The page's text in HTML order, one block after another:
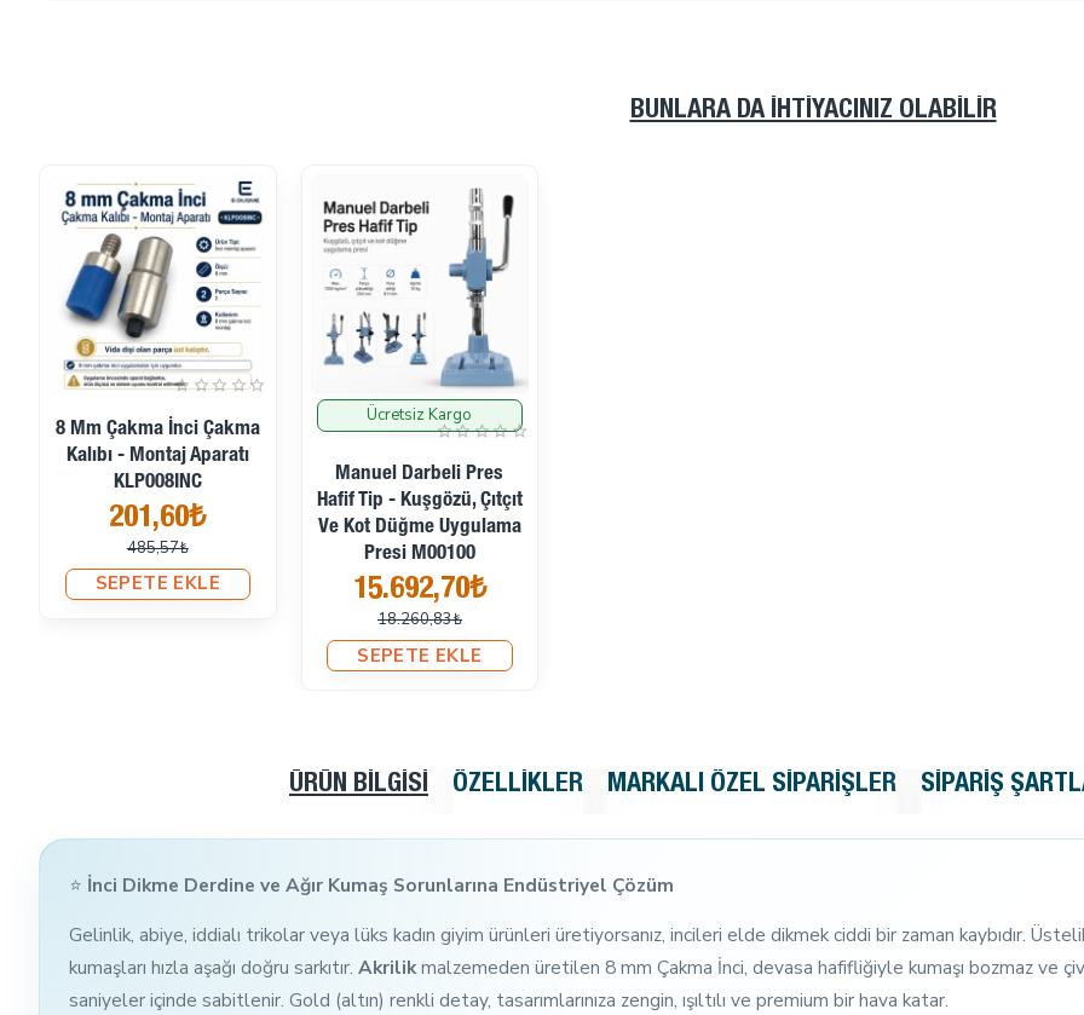
BUNLARA DA İHTIYACINIZ OLABILIR
İndirimde
8 Mm Çakma İnci Çakma
Kalıbı - Montaj Aparatı
KLP008INC
201,60₺
485,57₺
SEPETE EKLE
İndirimde
Ücretsiz Kargo
Manuel Darbeli Pres
Hafif Tip - Kuşgözü, Çıtçıt
Ve Kot Düğme Uygulama
Presi M00100
15.692,70₺
18.260,83₺
SEPETE EKLE
ÜRÜN BILGISI ÖZELLIKLER MARKALI ÖZEL SIPARIŞLER SIPARIŞ
⭐ İnci Dikme Derdine ve Ağır Kumaş Sorunlarına Endüstriyel Çözüm
Gelinlik, abiye, iddialı trikolar veya lüks kadın giyim ürünleri üretiyorsanız, incileri elde dikmek ciddi bir zaman kaybıdır.
kumaşları hızla aşağı doğru sarkıtır. Akrilikmalzemeden üretilen 8 mm Çakma İnci, devasa hafifliğiyle kumaşı bozmaz ve
saniyeler içinde sabitlenir. Gold (altın) renkli detay, tasarımlarınıza zengin, ışıltılı ve premium bir hava katar.